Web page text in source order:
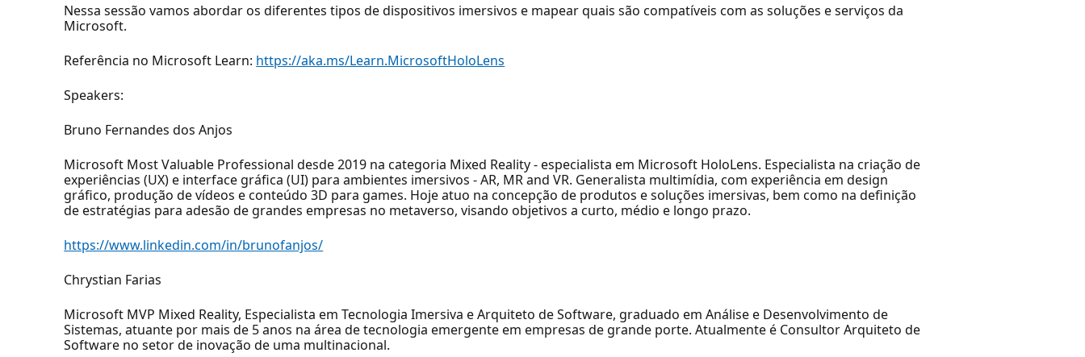
Nessa sessão vamos abordar os diferentes tipos de dispositivos imersivos e mapear quais são compatíveis com as soluções e serviços da
Microsoft.
Referência no Microsoft Learn: https://aka.ms/Learn.MicrosoftHoloLens
Speakers:
Bruno Fernandes dos Anjos
Microsoft Most Valuable Professional desde 2019 na categoria Mixed Reality - especialista em Microsoft HoloLens. Especialista na criação de
experiências (UX) e interface gráfica (UI) para ambientes imersivos - AR, MR and VR. Generalista multimídia, com experiência em design
gráfico, produção de vídeos e conteúdo 3D para games. Hoje atuo na concepção de produtos e soluções imersivas, bem como na definição
de estratégias para adesão de grandes empresas no metaverso, visando objetivos a curto, médio e longo prazo.
https://www.linkedin.com/in/brunofanjos/
Chrystian Farias
Microsoft MVP Mixed Reality, Especialista em Tecnologia Imersiva e Arquiteto de Software, graduado em Análise e Desenvolvimento de
Sistemas, atuante por mais de 5 anos na área de tecnologia emergente em empresas de grande porte. Atualmente é Consultor Arquiteto de
Software no setor de inovação de uma multinacional.